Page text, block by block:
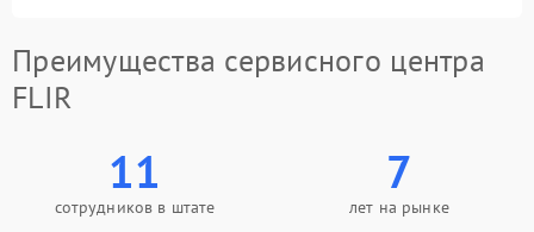
Преимущества сервисного центра
FLIR
11
сотрудников в штате
7
лет на рынке